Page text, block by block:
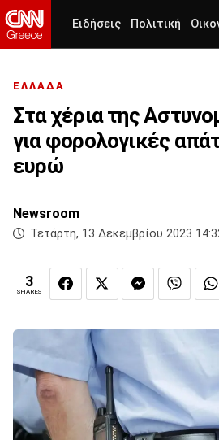
Ειδήσεις Πολιτική
ΕΛΛΑΔΑ
Στα χέρια της
για φορολογικές
ευρώ
Newsroom
Τετάρτη, 13 Δεκεμβρίου 2023
3
SHARES